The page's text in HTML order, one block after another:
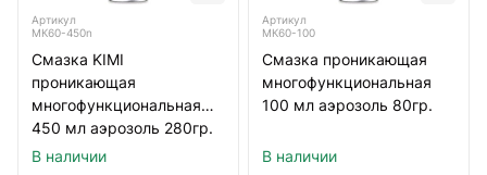
Артикул
МК60-450n
Смазка KIMI
проникающая
многофункциональная
450 мл аэрозоль 280гр.
с насадкой
В наличии
Артикул
МК60-100
Смазка проникающая
многофункциональная
100 мл аэрозоль 80гр.
В наличии